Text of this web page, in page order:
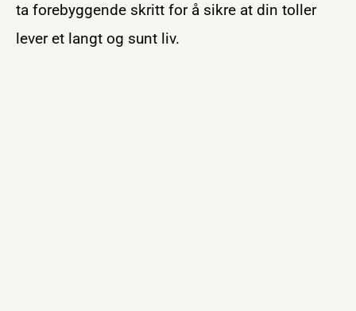
ta forebyggende skritt for å sikre at din toller
lever et langt og sunt liv.